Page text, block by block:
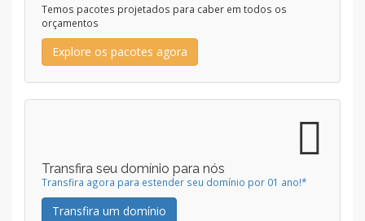
Temos pacotes projetados para caber em todos os
orçamentos
Explore os pacotes agora
Transfira seu domínio para nós
Transfira agora para estender seu domínio por 01 ano!*
Transfira um domínio